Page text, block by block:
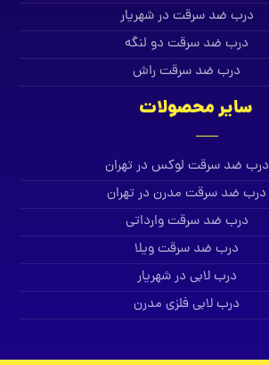
درب ضد سرقت در شهریار
درب ضد سرقت دو لنگه
درب ضد سرقت راش
سایر محصولات
درب ضد سرقت لوکس در تهران
درب ضد سرقت مدرن در تهران
درب ضد سرقت وارداتی
درب ضد سرقت ویلا
درب لابی در شهریار
درب لابی فلزی مدرن